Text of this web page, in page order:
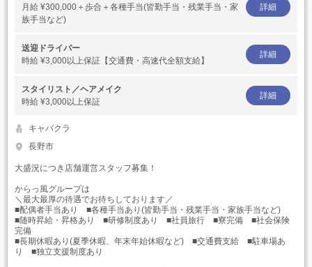
月給 ¥300,000＋歩合＋各種手当(皆勤手当・残業手当・家
族手当など)
詳細
送迎ドライバー
時給 ¥3,000以上保証【交通費・高速代全額支給】
詳細
スタイリスト／ヘアメイク
時給 ¥3,000以上保証
詳細
キャバクラ
長野市
大盛況につき店舗運営スタッフ募集！
からっ風グループは
＼最大最厚の待遇でお待ちしております／
■配偶者手当あり ■各種手当あり(皆勤手当・残業手当・家族手当など)
■随時昇給・昇格あり ■研修制度あり ■社員旅行 ■寮完備 ■社会保険
完備
■長期休暇あり(夏季休暇、年末年始休暇など) ■交通費支給 ■駐車場あ
り ■独立支援制度あり